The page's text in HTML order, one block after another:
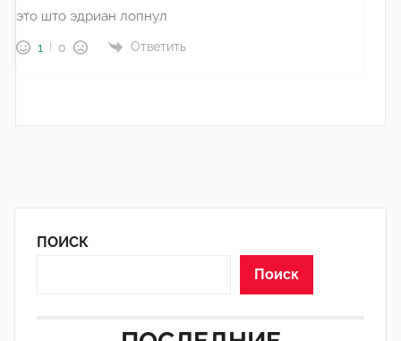
это што эдриан лопнул
1 0 Ответить
ПОИСК
Поиск